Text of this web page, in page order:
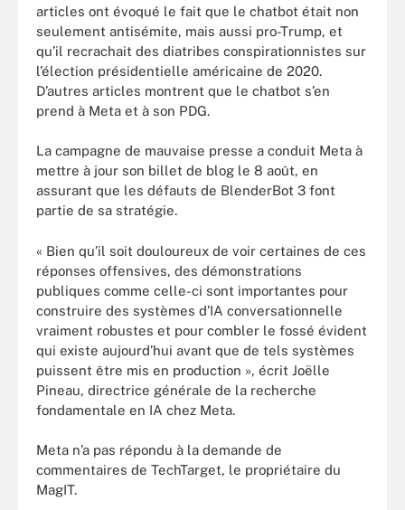
articles ont évoqué le fait que le chatbot était non
seulement antisémite, mais aussi pro-Trump, et
qu’il recrachait des diatribes conspirationnistes sur
l’élection présidentielle américaine de 2020.
D’autres articles montrent que le chatbot s’en
prend à Meta et à son PDG.
La campagne de mauvaise presse a conduit Meta à
mettre à jour son billet de blog le 8 août, en
assurant que les défauts de BlenderBot 3 font
partie de sa stratégie.
« Bien qu’il soit douloureux de voir certaines de ces
réponses offensives, des démonstrations
publiques comme celle-ci sont importantes pour
construire des systèmes d’IA conversationnelle
vraiment robustes et pour combler le fossé évident
qui existe aujourd’hui avant que de tels systèmes
puissent être mis en production », écrit Joëlle
Pineau, directrice générale de la recherche
fondamentale en IA chez Meta.
Meta n’a pas répondu à la demande de
commentaires de TechTarget, le propriétaire du
MagIT.